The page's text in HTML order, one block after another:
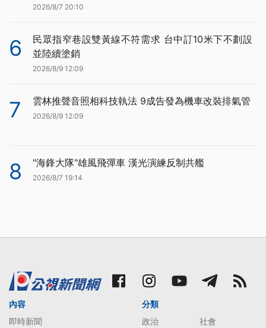
2026/8/7 20:10
6
民眾指窄巷設雙黃線不符需求 台中訂10米下不劃設
並陸續塗銷
2026/8/9 12:09
7 雲林推聲音照相科技執法 9成告發為機車改裝排氣管
2026/8/9 12:09
8 "海鋒大隊"雄風飛彈車 漢光演練反制共艦
2026/8/7 19:14
內容
即時新聞
分類
政治
社會